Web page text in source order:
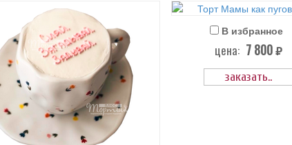
В избранное
цена: 7 800 руб.
заказать..